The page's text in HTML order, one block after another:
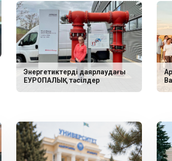
Энергетиктерді даярлаудағы
ЕУРОПАЛЫҚ тәсілдер